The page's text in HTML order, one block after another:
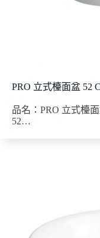
PRO 立式檯面盆 52
品名：PRO 立式檯
52…